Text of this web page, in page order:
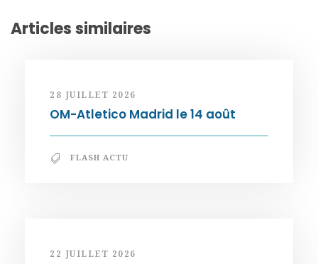
Articles similaires
28 JUILLET 2026
OM-Atletico Madrid le 14 août
FLASH ACTU
22 JUILLET 2026